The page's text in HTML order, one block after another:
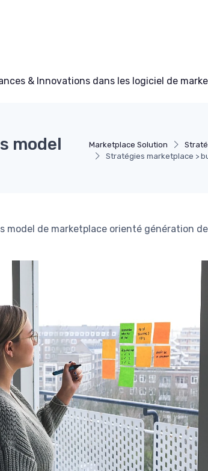
& Innovations dans les logiciel de
Marketplace Solution
Stratégies marketplace >
model
model de marketplace orienté génération de